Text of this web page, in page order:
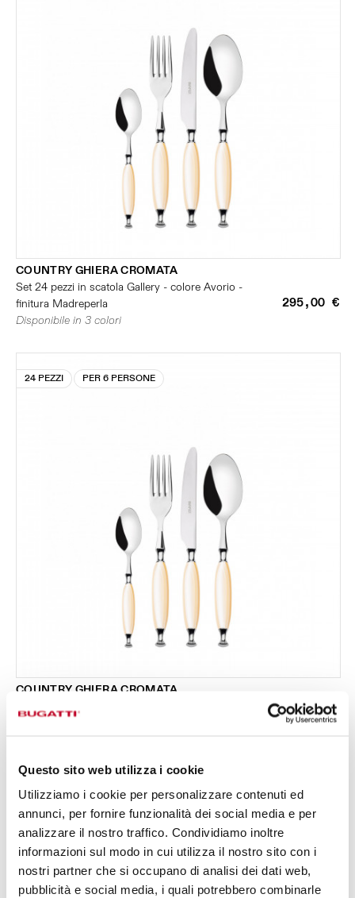
Questo sito web utilizza i cookie
Utilizziamo i cookie per personalizzare contenuti ed
annunci, per fornire funzionalità dei social media e per
analizzare il nostro traffico. Condividiamo inoltre
informazioni sul modo in cui utilizza il nostro sito con i
nostri partner che si occupano di analisi dei dati web,
pubblicità e social media, i quali potrebbero combinarle
COUNTRY GHIERA CROMATA
Set 24 pezzi in scatola Gallery - colore Avorio -
finitura Madreperla
295,00 €
Disponibile in 3 colori
24 PEZZI PER 6 PERSONE
COUNTRY GHIERA CROMATA
295,00 €
24 PEZZI PER 6 PERSONE